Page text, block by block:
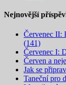
Nejnovější
Červenec II:
(141)
Červenec I:
Červen a
Jak se
Taneční pro